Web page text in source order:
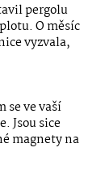
pergolu
O měsíc
vyzvala,
se ve vaší
Jsou sice
magnety na